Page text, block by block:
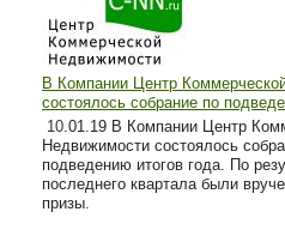
В Компании Центр
состоялось собрание по
10.01.19 В Компании Центр
Недвижимости состоялось
подведению итогов года. По
последнего квартала были
призы.